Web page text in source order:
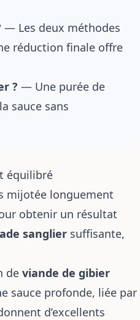
— Les deux méthodes
réduction finale offre
? — Une purée de
sauce sans
équilibré
mijotée longuement
obtenir un résultat
sanglier suffisante,
de viande de gibier
sauce profonde, liée par
d’excellents